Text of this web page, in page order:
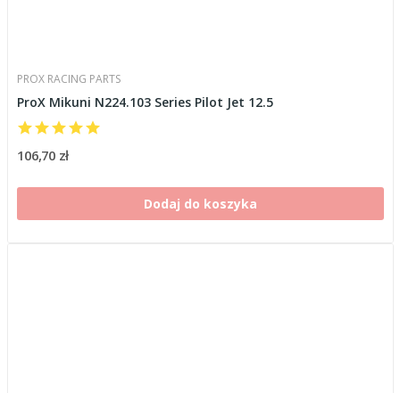
PROX RACING PARTS
ProX Mikuni N224.103 Series Pilot Jet 12.5
106,70 zł
Dodaj do koszyka